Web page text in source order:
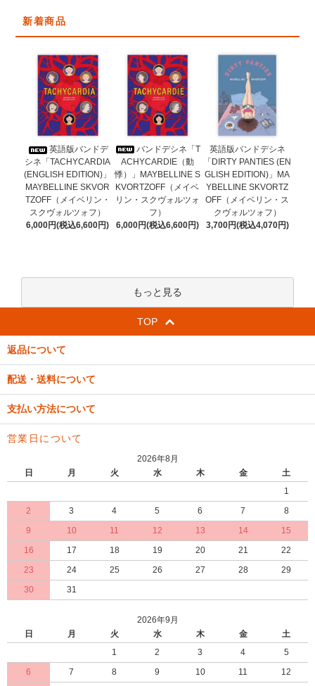
新着商品
英語版バンドデ
シネ「TACHYCARDIA
(ENGLISH EDITION)」
MAYBELLINE SKVOR
TZOFF（メイベリン・
スクヴォルツォフ）
6,000円(税込6,600円)
バンドデシネ「T
ACHYCARDIE（動
悸）」MAYBELLINE S
KVORTZOFF（メイベ
リン・スクヴォルツォ
フ）
6,000円(税込6,600円)
英語版バンドデシネ
「DIRTY PANTIES (EN
GLISH EDITION)」MA
YBELLINE SKVORTZ
OFF（メイベリン・ス
クヴォルツォフ）
3,700円(税込4,070円)
もっと見る
TOP
返品について
配送・送料について
支払い方法について
営業日について
2026年8月
日
月 火 水 木 金
土
1
2
3 4 5 6 7
8
9
10 11 12 13 14
15
16
17 18 19 20 21
22
23
24 25 26 27 28
29
30
31
2026年9月
日
月 火 水 木 金
土
1
2 3 4
5
6
7 8 9 10 11
12